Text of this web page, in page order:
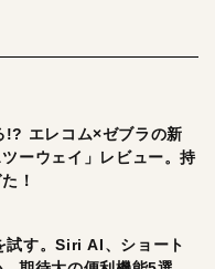
エレコム×ゼブラの新
ーウェイ」レビュー。持
！
試す。Siri AI、ショート